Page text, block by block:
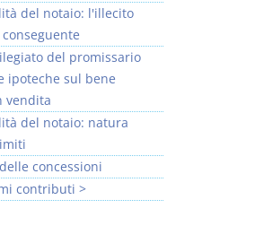
del notaio: l'illecito
del promissario
ipoteche sul bene
vendita
del notaio: natura
concessioni
contributi >